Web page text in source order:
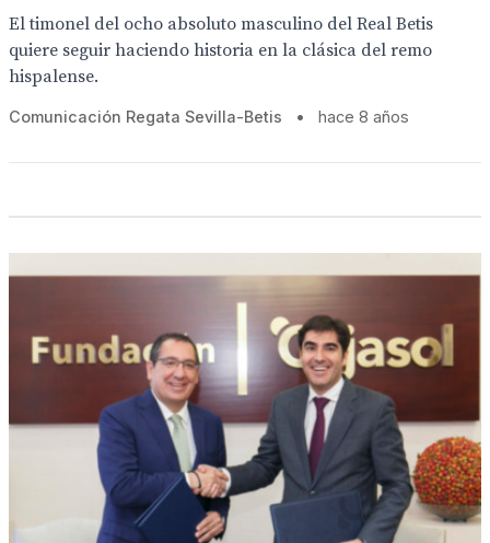
El timonel del ocho absoluto masculino del Real Betis
quiere seguir haciendo historia en la clásica del remo
hispalense.
Comunicación Regata Sevilla-Betis • hace 8 años